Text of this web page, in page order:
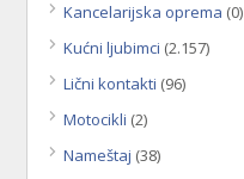
Kancelarijska oprema (0)
Kućni ljubimci (2.157)
Lični kontakti (96)
Motocikli (2)
Nameštaj (38)